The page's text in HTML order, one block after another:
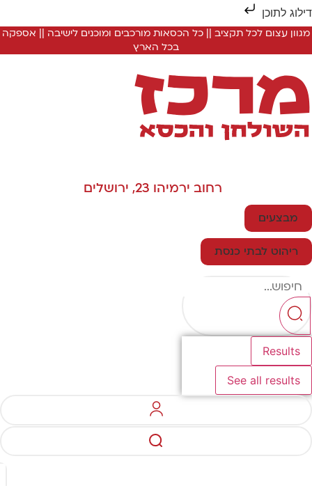
לתוכן
מגוון עצום לכל תקציב || כל הכסאות מורכבים ומוכנים לישיבה || אספקה
בכל הארץ
רחוב ירמיהו 23, ירושלים
מבצעים
ריהוט לבתי כנסת
Results
See all results